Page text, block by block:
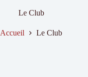
Le Club
Accueil Le Club